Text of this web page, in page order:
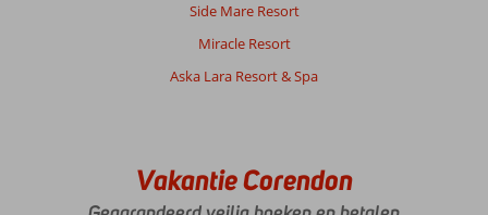
Side Mare Resort
Miracle Resort
Aska Lara Resort & Spa
Vakantie Corendon